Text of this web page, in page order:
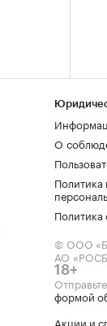
О
© ООО
АО
18+
формой
Акции и